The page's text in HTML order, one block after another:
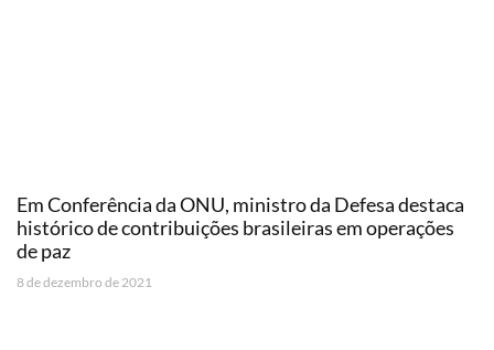
Em Conferência da ONU, ministro da Defesa destaca
histórico de contribuições brasileiras em operações
de paz
8 de dezembro de 2021